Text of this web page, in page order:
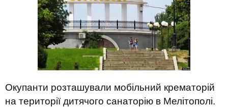
Окупанти розташували мобільний крематорій
на території дитячого санаторію в Мелітополі.